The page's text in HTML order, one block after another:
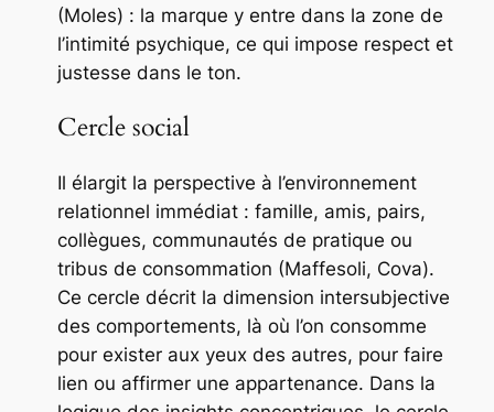
(Moles) : la marque y entre dans la zone de
l’intimité psychique, ce qui impose respect et
justesse dans le ton.
Cercle social
Il élargit la perspective à l’environnement
relationnel immédiat : famille, amis, pairs,
collègues, communautés de pratique ou
tribus de consommation (Maffesoli, Cova).
Ce cercle décrit la dimension intersubjective
des comportements, là où l’on consomme
pour exister aux yeux des autres, pour faire
lien ou affirmer une appartenance. Dans la